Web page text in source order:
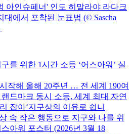
아인슈페너' 인도 히말라야 라다크
대에서 포착된 눈표범 (© Sascha
를 위한 1시간 소등 ‘어스아워’ 실
작해 올해 20주년 … 전 세계 190여
드마크 동시 소등, 세계 최대 자연
잡아‘지구상의 이유로 쉽니
속 작은 행동으로 지구와 나를 위
아워 포스터 (2026년 3월 18